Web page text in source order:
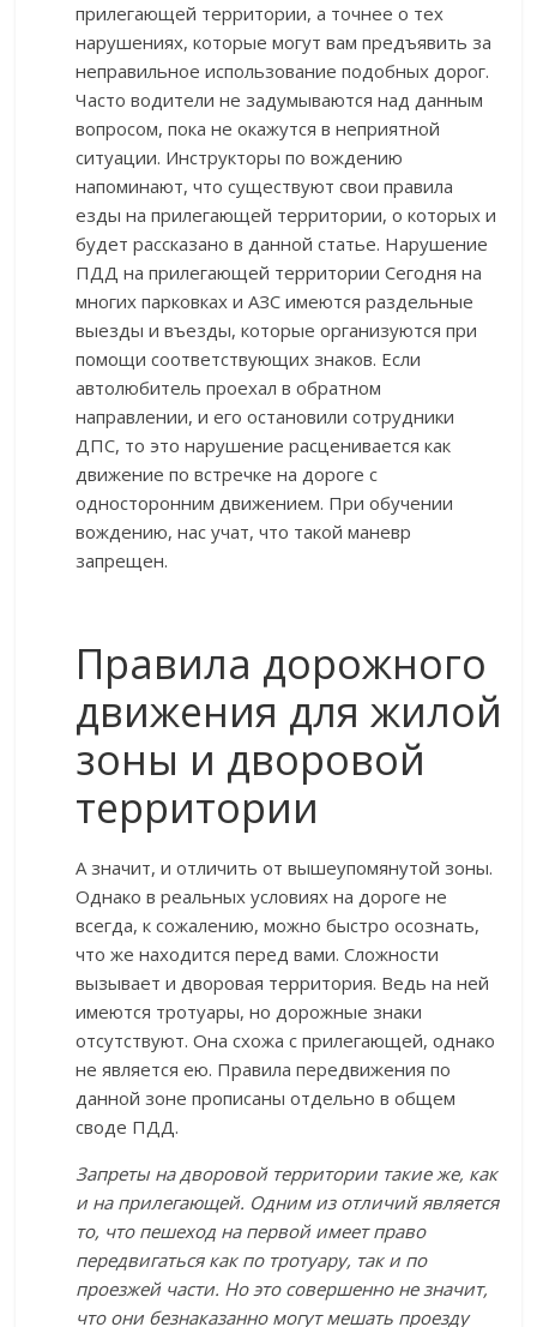
прилегающей территории, а точнее о тех
нарушениях, которые могут вам предъявить за
неправильное использование подобных дорог.
Часто водители не задумываются над данным
вопросом, пока не окажутся в неприятной
ситуации. Инструкторы по вождению
напоминают, что существуют свои правила
езды на прилегающей территории, о которых и
будет рассказано в данной статье. Нарушение
ПДД на прилегающей территории Сегодня на
многих парковках и АЗС имеются раздельные
выезды и въезды, которые организуются при
помощи соответствующих знаков. Если
автолюбитель проехал в обратном
направлении, и его остановили сотрудники
ДПС, то это нарушение расценивается как
движение по встречке на дороге с
односторонним движением. При обучении
вождению, нас учат, что такой маневр
запрещен.
Правила дорожного
движения для жилой
зоны и дворовой
территории
А значит, и отличить от вышеупомянутой зоны.
Однако в реальных условиях на дороге не
всегда, к сожалению, можно быстро осознать,
что же находится перед вами. Сложности
вызывает и дворовая территория. Ведь на ней
имеются тротуары, но дорожные знаки
отсутствуют. Она схожа с прилегающей, однако
не является ею. Правила передвижения по
данной зоне прописаны отдельно в общем
своде ПДД.
Запреты на дворовой территории такие же, как
и на прилегающей. Одним из отличий является
то, что пешеход на первой имеет право
передвигаться как по тротуару, так и по
проезжей части. Но это совершенно не значит,
что они безнаказанно могут мешать проезду